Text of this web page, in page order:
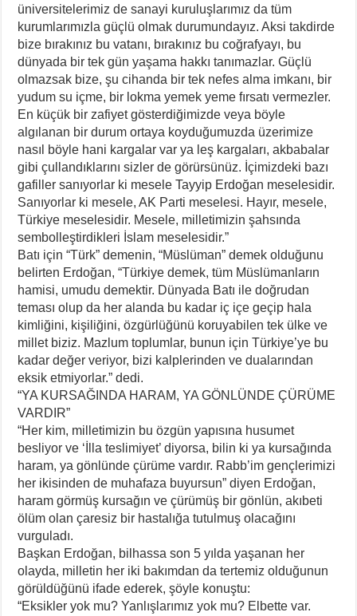
üniversitelerimiz de sanayi kuruluşlarımız da tüm
kurumlarımızla güçlü olmak durumundayız. Aksi takdirde
bize bırakınız bu vatanı, bırakınız bu coğrafyayı, bu
dünyada bir tek gün yaşama hakkı tanımazlar. Güçlü
olmazsak bize, şu cihanda bir tek nefes alma imkanı, bir
yudum su içme, bir lokma yemek yeme fırsatı vermezler.
En küçük bir zafiyet gösterdiğimizde veya böyle
algılanan bir durum ortaya koyduğumuzda üzerimize
nasıl böyle hani kargalar var ya leş kargaları, akbabalar
gibi çullandıklarını sizler de görürsünüz. İçimizdeki bazı
gafiller sanıyorlar ki mesele Tayyip Erdoğan meselesidir.
Sanıyorlar ki mesele, AK Parti meselesi. Hayır, mesele,
Türkiye meselesidir. Mesele, milletimizin şahsında
sembolleştirdikleri İslam meselesidir.”
Batı için “Türk” demenin, “Müslüman” demek olduğunu
belirten Erdoğan, “Türkiye demek, tüm Müslümanların
hamisi, umudu demektir. Dünyada Batı ile doğrudan
teması olup da her alanda bu kadar iç içe geçip hala
kimliğini, kişiliğini, özgürlüğünü koruyabilen tek ülke ve
millet biziz. Mazlum toplumlar, bunun için Türkiye’ye bu
kadar değer veriyor, bizi kalplerinden ve dualarından
eksik etmiyorlar.” dedi.
“YA KURSAĞINDA HARAM, YA GÖNLÜNDE ÇÜRÜME
VARDIR”
“Her kim, milletimizin bu özgün yapısına husumet
besliyor ve ‘İlla teslimiyet’ diyorsa, bilin ki ya kursağında
haram, ya gönlünde çürüme vardır. Rabb’im gençlerimizi
her ikisinden de muhafaza buyursun” diyen Erdoğan,
haram görmüş kursağın ve çürümüş bir gönlün, akıbeti
ölüm olan çaresiz bir hastalığa tutulmuş olacağını
vurguladı.
Başkan Erdoğan, bilhassa son 5 yılda yaşanan her
olayda, milletin her iki bakımdan da tertemiz olduğunun
görüldüğünü ifade ederek, şöyle konuştu:
“Eksikler yok mu? Yanlışlarımız yok mu? Elbette var.